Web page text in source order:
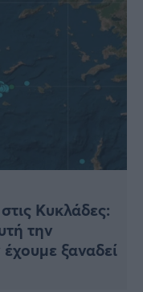
Κυκλάδες:
την
ξαναδεί